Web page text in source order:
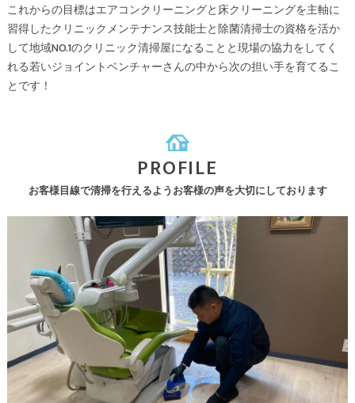
これからの目標はエアコンクリーニングと床クリーニングを主軸に
習得したクリニックメンテナンス技能士と除菌清掃士の資格を活か
して地域NO.1のクリニック清掃屋になることと現場の協力をしてく
れる若いジョイントベンチャーさんの中から次の担い手を育てるこ
とです！
お客様目線で清掃を行えるようお客様の声を大切にしております
PROFILE